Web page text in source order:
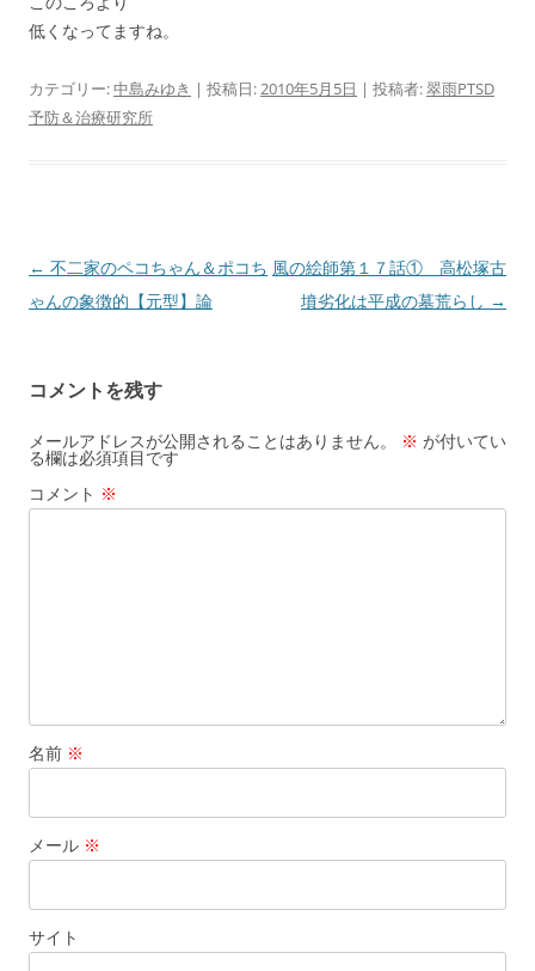
低くなってますね。
カテゴリー:中島みゆき | 投稿日:2010年5月5日 | 投稿者:翠雨PTSD
予防＆治療研究所
投
稿
ゲ
ー
シ
ョ
← 不二家のペコちゃん＆ポコち
ゃんの象徴的【元型】論
風の絵師第１７話① 高松塚古
墳劣化は平成の墓荒らし →
コメントを残す
メールアドレスが公開されることはありません。 ※ が付いてい
る欄は必須項目です
コメント ※
名前 ※
メール ※
サイト